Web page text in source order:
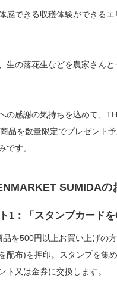
感できる収穫体験ができる
生の落花生などを農家さんと
の感謝の気持ちを込めて、
品を数量限定でプレゼント
です。
SUMIDAの
1：「スタンプカードを
品を500円以上お買い上げの
配布)を押印。スタンプを集
ト又は金券に交換します。